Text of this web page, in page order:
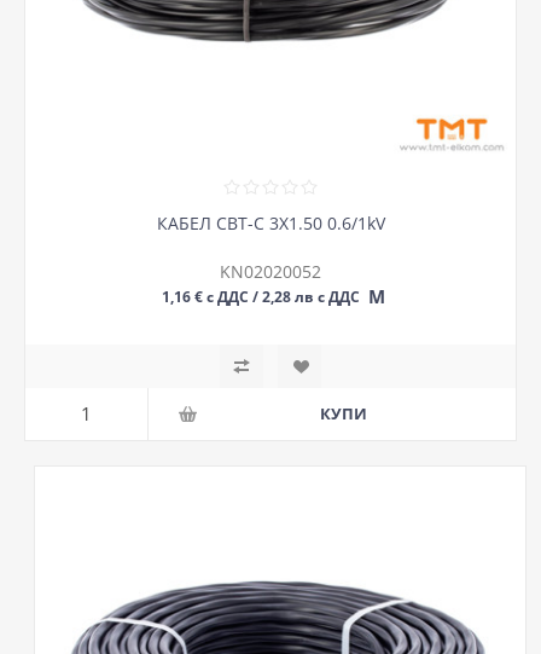
КАБЕЛ СВТ-С 3Х1.50 0.6/1kV
KN02020052
1,16 € с ДДС / 2,28 лв с ДДС М